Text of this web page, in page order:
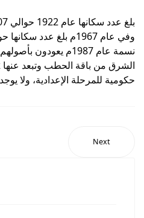
نسمة عام 1987م
حكومية للمرحلة الإعدادية، ولا
Next